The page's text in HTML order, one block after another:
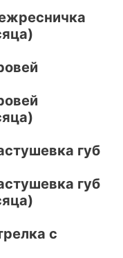
губ
губ
с